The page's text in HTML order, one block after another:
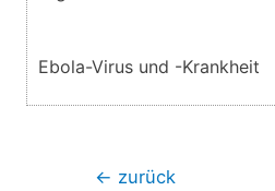
Ebola-Virus und -Krankheit
← zurück